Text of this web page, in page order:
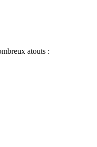
atouts :